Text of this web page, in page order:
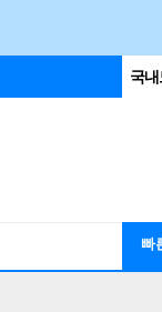
국내
빠